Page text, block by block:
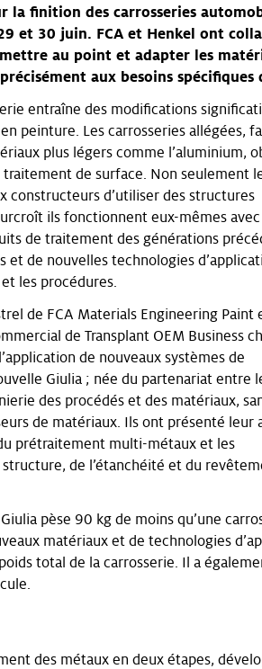
la finition des carrosseries
et 30 juin. FCA et Henkel ont
au point et adapter les
aux besoins spécifiques
entraîne des modifications
peinture. Les carrosseries allégées,
plus légers comme l’aluminium,
de surface. Non seulement
constructeurs d’utiliser des structures
ils fonctionnent eux-mêmes avec
de traitement des générations
et de nouvelles technologies
les procédures.
de FCA Materials Engineering Paint
de Transplant OEM Business
de nouveaux systèmes de
Giulia ; née du partenariat entre
des procédés et des matériaux,
de matériaux. Ils ont présenté leur
prétraitement multi-métaux et les
de l’étanchéité et du
pèse 90 kg de moins qu’une
matériaux et de technologies
total de la carrosserie. Il a
des métaux en deux étapes,